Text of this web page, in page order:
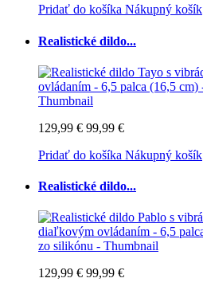
Pridať do košíka Nákupný košík
Realistické dildo...
129,99 € 99,99 €
Pridať do košíka Nákupný košík
Realistické dildo...
129,99 € 99,99 €